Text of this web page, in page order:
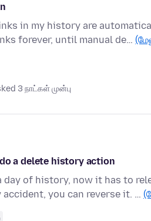
in my history are
forever, until manual de…
3 நாட்கள் முன்பு
a delete history action
of history, now it has to
you can reverse it. …